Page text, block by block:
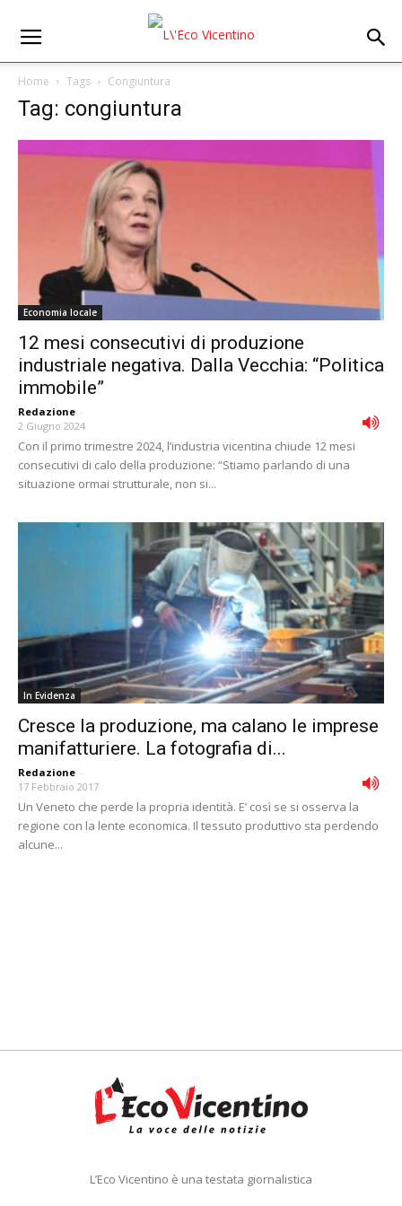
Home Tags Congiuntura
Tag: congiuntura
Economia locale
12 mesi consecutivi di produzione
industriale negativa. Dalla Vecchia: “Politica
immobile”
Redazione -
2 Giugno 2024
Con il primo trimestre 2024, l’industria vicentina chiude 12 mesi
consecutivi di calo della produzione: “Stiamo parlando di una
situazione ormai strutturale, non si...
In Evidenza
Cresce la produzione, ma calano le imprese
manifatturiere. La fotografia di...
Redazione -
17 Febbraio 2017
Un Veneto che perde la propria identità. E’ così se si osserva la
regione con la lente economica. Il tessuto produttivo sta perdendo
alcune...
L’Eco Vicentino è una testata giornalistica